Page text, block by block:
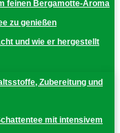
feinen Bergamotte-Aroma
zu genießen
und wie er hergestellt
Zubereitung und
mit intensivem